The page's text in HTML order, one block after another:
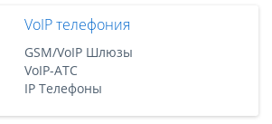
VoIP телефония
GSM/VoIP Шлюзы
VoIP-АТС
IP Телефоны